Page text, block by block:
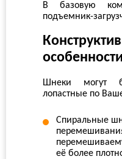
В базовую
подъемник-
Шнеки могут
лопастные по
Спиральные
её более